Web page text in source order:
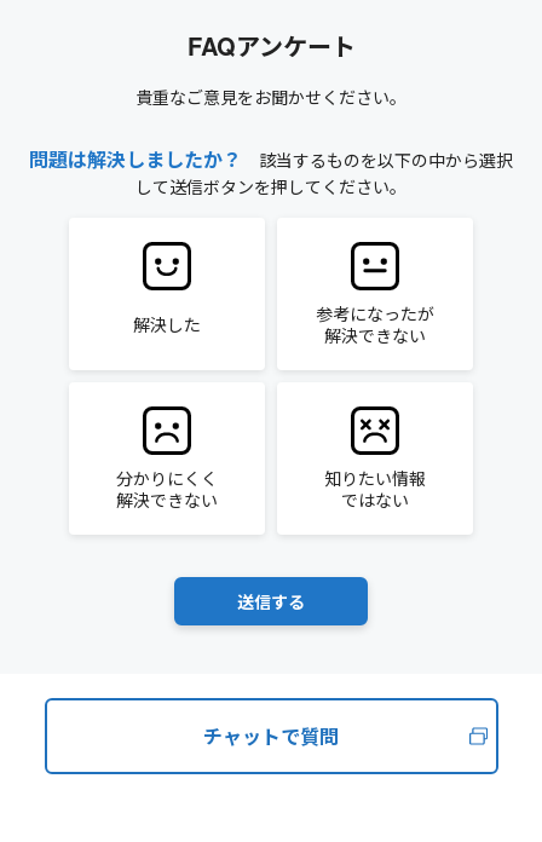
FAQアンケート
貴重なご意見をお聞かせください。
問題は解決しましたか？
該当するものを以下の中から選択
して送信ボタンを押してください。
解決した
参考になったが
解決できない
分かりにくく
解決できない
知りたい情報
ではない
チャットで質問